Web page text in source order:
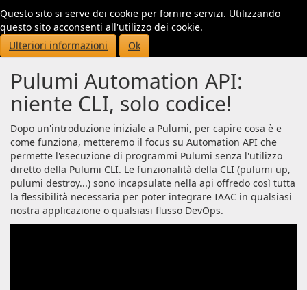
Questo sito si serve dei cookie per fornire servizi. Utilizzando
questo sito acconsenti all'utilizzo dei cookie.
Ulteriori informazioni
Ok
Pulumi Automation API:
niente CLI, solo codice!
Dopo un'introduzione iniziale a Pulumi, per capire cosa è e
come funziona, metteremo il focus su Automation API che
permette l'esecuzione di programmi Pulumi senza l'utilizzo
diretto della Pulumi CLI. Le funzionalità della CLI (pulumi up,
pulumi destroy...) sono incapsulate nella api offredo così tutta
la flessibilità necessaria per poter integrare IAAC in qualsiasi
nostra applicazione o qualsiasi flusso DevOps.